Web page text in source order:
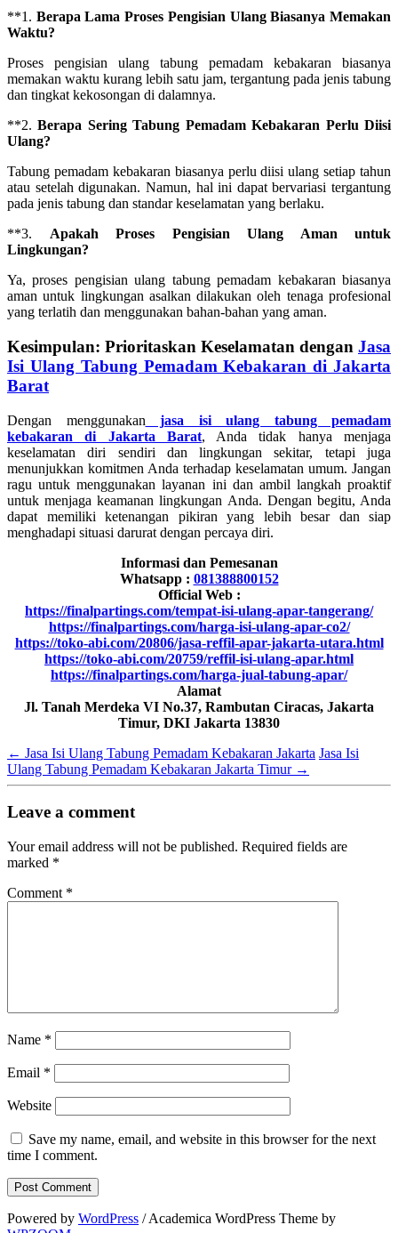
**1. Berapa Lama Proses Pengisian Ulang Biasanya Memakan
Waktu?
Proses pengisian ulang tabung pemadam kebakaran biasanya
memakan waktu kurang lebih satu jam, tergantung pada jenis tabung
dan tingkat kekosongan di dalamnya.
**2.Berapa Sering Tabung Pemadam Kebakaran Perlu Diisi
Ulang?
Tabung pemadam kebakaran biasanya perlu diisi ulang setiap tahun
atau setelah digunakan. Namun, hal ini dapat bervariasi tergantung
pada jenis tabung dan standar keselamatan yang berlaku.
**3. Apakah Proses Pengisian Ulang Aman untuk
Lingkungan?
Ya, proses pengisian ulang tabung pemadam kebakaran biasanya
aman untuk lingkungan asalkan dilakukan oleh tenaga profesional
yang terlatih dan menggunakan bahan-bahan yang aman.
Kesimpulan: Prioritaskan Keselamatan dengan Jasa
Isi Ulang Tabung Pemadam Kebakaran di Jakarta
Barat
Dengan menggunakan jasa isi ulang tabung pemadam
kebakaran di Jakarta Barat, Anda tidak hanya menjaga
keselamatan diri sendiri dan lingkungan sekitar, tetapi juga
menunjukkan komitmen Anda terhadap keselamatan umum. Jangan
ragu untuk menggunakan layanan ini dan ambil langkah proaktif
untuk menjaga keamanan lingkungan Anda. Dengan begitu, Anda
dapat memiliki ketenangan pikiran yang lebih besar dan siap
menghadapi situasi darurat dengan percaya diri.
Informasi dan Pemesanan
Whatsapp : 081388800152
Official Web :
https://finalpartings.com/tempat-isi-ulang-apar-tangerang/
https://finalpartings.com/harga-isi-ulang-apar-co2/
https://toko-abi.com/20806/jasa-reffil-apar-jakarta-utara.html
https://toko-abi.com/20759/reffil-isi-ulang-apar.html
https://finalpartings.com/harga-jual-tabung-apar/
Alamat
Jl. Tanah Merdeka VI No.37, Rambutan Ciracas, Jakarta
Timur, DKI Jakarta 13830
← Jasa Isi Ulang Tabung Pemadam Kebakaran Jakarta Jasa Isi
Ulang Tabung Pemadam Kebakaran Jakarta Timur →
Leave a comment
Your email address will not be published. Required fields are
marked *
Comment *
Name *
Email *
Website
Save my name, email, and website in this browser for the next
time I comment.
Powered by WordPress / Academica WordPress Theme by